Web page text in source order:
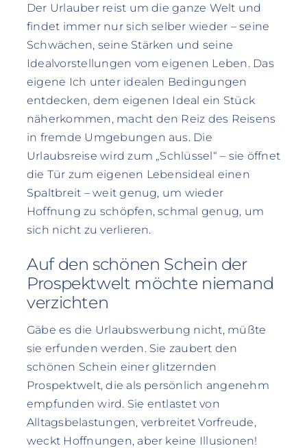
Der Urlauber reist um die ganze Welt und
findet immer nur sich selber wieder – seine
Schwächen, seine Stärken und seine
Idealvorstellungen vom eigenen Leben. Das
eigene Ich unter idealen Bedingungen
entdecken, dem eigenen Ideal ein Stück
näherkommen, macht den Reiz des Reisens
in fremde Umgebungen aus. Die
Urlaubsreise wird zum „Schlüssel“ – sie öffnet
die Tür zum eigenen Lebensideal einen
Spaltbreit – weit genug, um wieder
Hoffnung zu schöpfen, schmal genug, um
sich nicht zu verlieren.
Auf den schönen Schein der
Prospektwelt möchte niemand
verzichten
Gäbe es die Urlaubswerbung nicht, müßte
sie erfunden werden. Sie zaubert den
schönen Schein einer glitzernden
Prospektwelt, die als persönlich angenehm
empfunden wird. Sie entlastet von
Alltagsbelastungen, verbreitet Vorfreude,
weckt Hoffnungen, aber keine Illusionen!